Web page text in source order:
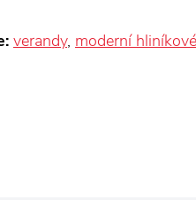
verandy, moderní